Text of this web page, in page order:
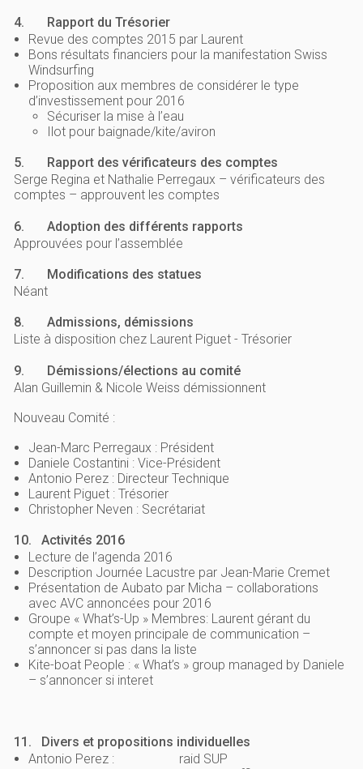
4.
Rapport du Trésorier
Revue des comptes 2015 par Laurent
Bons résultats financiers pour la manifestation Swiss
Windsurfing
Proposition aux membres de considérer le type
d’investissement pour 2016
Sécuriser la mise à l’eau
Ilot pour baignade/kite/aviron
5.
Rapport des vérificateurs des comptes
Serge Regina et Nathalie Perregaux – vérificateurs des
comptes – approuvent les comptes
6.Adoption des différents rapports
Approuvées pour l’assemblée
7. Modifications des statues
Néant
8.Admissions, démissions
Liste à disposition chez Laurent Piguet - Trésorier
9. Démissions/élections au comité
Alan Guillemin & Nicole Weiss démissionnent
Nouveau Comité :
Jean-Marc Perregaux : Président
Daniele Costantini : Vice-Président
Antonio Perez : Directeur Technique
Laurent Piguet : Trésorier
Christopher Neven : Secrétariat
10.Activités 2016
Lecture de l’agenda 2016
Description Journée Lacustre par Jean-Marie Cremet
Présentation de Aubato par Micha – collaborations
avec AVC annoncées pour 2016
Groupe « What’s-Up » Membres: Laurent gérant du
compte et moyen principale de communication –
s’annoncer si pas dans la liste
Kite-boat People : « What’s » group managed by Daniele
– s’annoncer si interet
11. Divers et propositions individuelles
Antonio Perez : raid SUP